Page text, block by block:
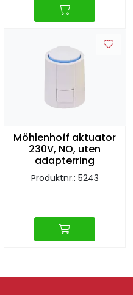
Möhlenhoff aktuator
230V, NO, uten
adapterring
Produktnr.: 5243